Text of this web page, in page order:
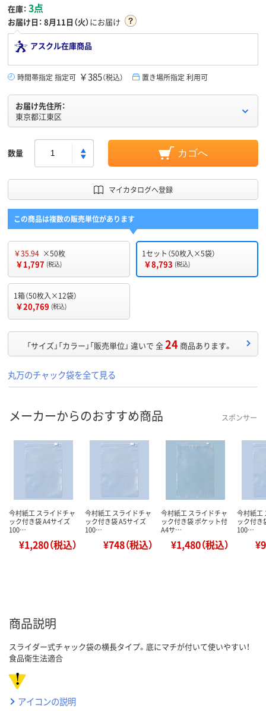
在庫： 3点
お届け日： 8月11日（火）にお届け
アスクル在庫商品
時間帯指定 指定可 ￥385（税込） 置き場所指定 利用可
お届け先住所：
東京都江東区
数量 カゴへ
マイカタログへ登録
この商品は複数の販売単位があります
￥35.94 ×50枚
￥1,797 (税込)
1セット（50枚入×5袋）
￥8,793 (税込)
1箱（50枚入×12袋）
￥20,769 (税込)
「サイズ」「カラー」「販売単位」 違いで 全24 商品あります。
丸万のチャック袋を全て見る
メーカーからのおすすめ商品 スポンサー
今村紙工 スライドチャ
ック付き袋 A4サイズ
100…
¥1,280（税込）
今村紙工 スライドチャ
ック付き袋 A5サイズ
100…
¥748（税込）
今村紙工 スライドチャ
ック付き袋 ポケット付
A4サ…
¥1,480（税込）
今村紙工
ック付き
100…
商品説明
スライダー式チャック袋の横長タイプ。底にマチが付いて使いやすい！
食品衛生法適合
アイコンの説明